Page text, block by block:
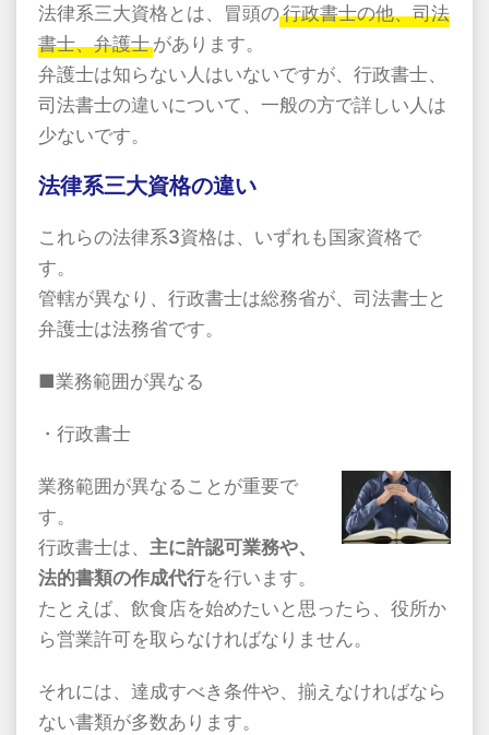
法律系三大資格とは、冒頭の行政書士の他、司法
書士、弁護士 があります。
弁護士は知らない人はいないですが、行政書士、
司法書士の違いについて、一般の方で詳しい人は
少ないです。
法律系三大資格の違い
これらの法律系3資格は、いずれも国家資格で
す。
管轄が異なり、行政書士は総務省が、司法書士と
弁護士は法務省です。
■業務範囲が異なる
・行政書士
業務範囲が異なることが重要で
す。
行政書士は、 主に許認可業務や、
法的書類の作成代行を行います。
たとえば、飲食店を始めたいと思ったら、役所か
ら営業許可を取らなければなりません。
それには、達成すべき条件や、揃えなければなら
ない書類が多数あります。